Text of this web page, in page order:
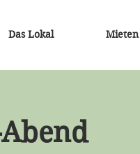
Das Lokal Mieten